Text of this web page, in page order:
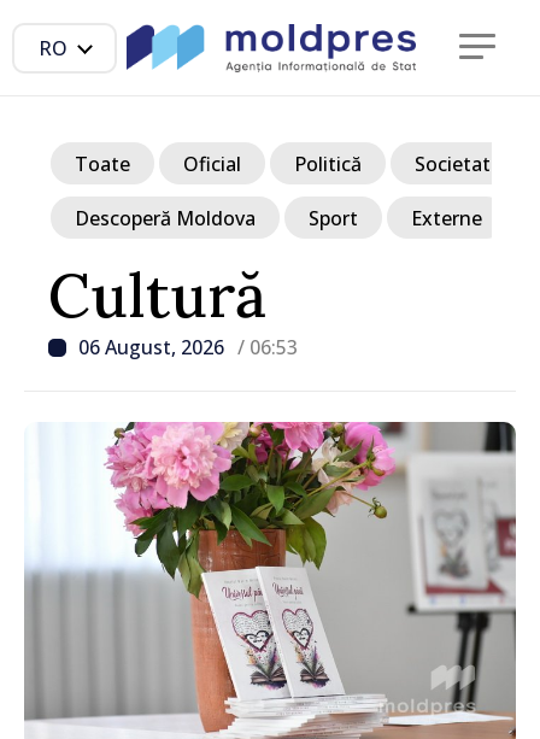
RO
Cultură
06 August, 2026 / 06:53
Toate Oficial Politică Societate
Descoperă Moldova Sport Externe